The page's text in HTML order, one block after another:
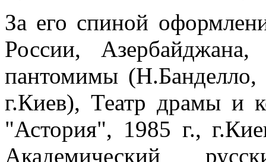
За его спиной
России,
пантомимы
г.Киев), Театр драмы и
"Астория", 1985 г.,
Академический